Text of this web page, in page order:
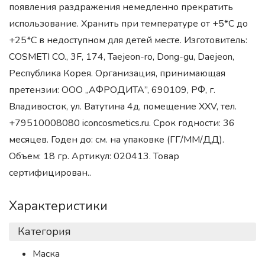
появления раздражения немедленно прекратить
использование. Хранить при температуре от +5*С до
+25*С в недоступном для детей месте. Изготовитель:
COSMETI CO., 3F, 174, Taejeon-ro, Dong-gu, Daejeon,
Республика Корея. Организация, принимающая
претензии: ООО „АФРОДИТА”, 690109, РФ, г.
Владивосток, ул. Ватутина 4д, помещение XXV, тел.
+79510008080 iconcosmetics.ru. Срок годности: 36
месяцев. Годен до: см. на упаковке (ГГ/ММ/ДД).
Объем: 18 гр. Артикул: 020413. Товар
сертифицирован..
Характеристики
Категория
Маска